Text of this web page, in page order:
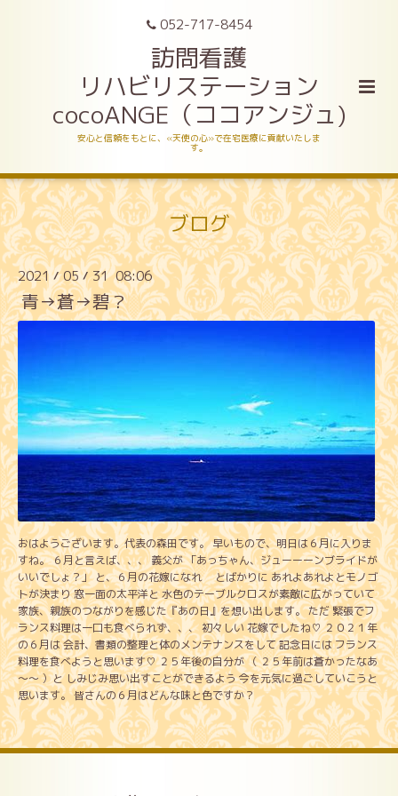
052-717-8454
訪問看護
リハビリステーション
cocoANGE（ココアンジュ)
安心と信頼をもとに、«天使の心»で在宅医療に貢献いたしま
す。
ブログ
2021 /05/31 08:06
青→蒼→碧？
おはようございます。代表の森田です。 早いもので、明日は６月に入りま
すね。 ６月と言えば、、、 義父が 「あっちゃん、ジューーーンブライドが
いいでしょ？」 と、６月の花嫁になれ とばかりに あれよあれよとモノゴ
トが決まり 窓一面の太平洋と 水色のテーブルクロスが素敵に広がっていて
家族、親族のつながりを感じた『あの日』を想い出します。 ただ 緊張でフ
ランス料理は一口も食べられず、、、 初々しい 花嫁でしたね♡ ２０２１年
の６月は 会計、書類の整理と体のメンテナンスをして 記念日には フランス
料理を食べようと思います♡ ２５年後の自分が （ ２５年前は蒼かったなあ
～～ ）と しみじみ思い出すことができるよう 今を元気に過ごしていこうと
思います。 皆さんの６月はどんな味と色ですか？